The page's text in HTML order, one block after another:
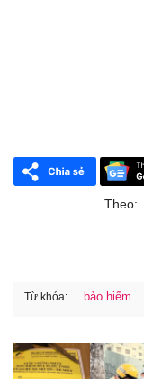
Theo:
Từ khóa: bảo hiểm